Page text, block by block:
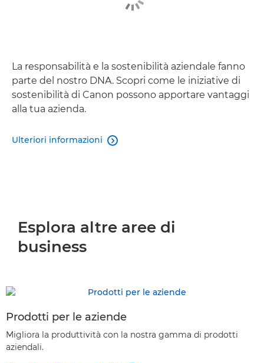
La responsabilità e la sostenibilità aziendale fanno
parte del nostro DNA. Scopri come le iniziative di
sostenibilità di Canon possono apportare vantaggi
alla tua azienda.
Ulteriori informazioni 
Esplora altre aree di
business
Prodotti per le aziende
Migliora la produttività con la nostra gamma di prodotti
aziendali.